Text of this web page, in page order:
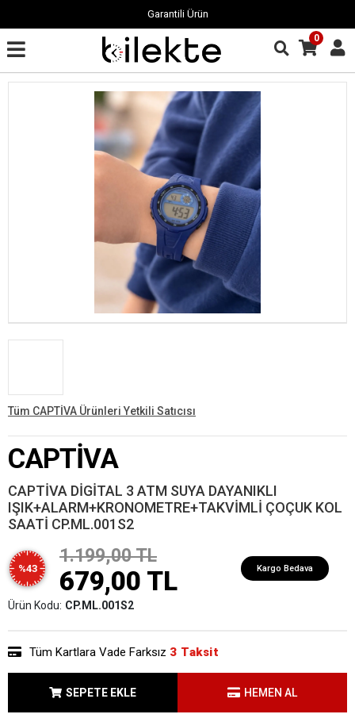
Garantili Ürün
0
Tüm CAPTİVA Ürünleri Yetkili Satıcısı
CAPTİVA
CAPTİVA DİGİTAL 3 ATM SUYA DAYANIKLI
IŞIK+ALARM+KRONOMETRE+TAKVİMLİ ÇOÇUK KOL
SAATİ CP.ML.001S2
%43
1.199,00 TL
679,00 TL Kargo Bedava
Ürün Kodu: CP.ML.001S2
Tüm Kartlara Vade Farksız 3 Taksit
SEPETE EKLE HEMEN AL